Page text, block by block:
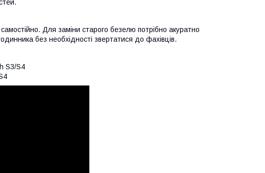
Для заміни старого безелю потрібно акуратно
без необхідності звертатися до фахівців.
S3/S4